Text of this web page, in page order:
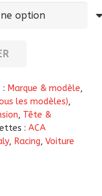
: Marque & modèle,
les modèles),
, Tête &
: ACA
, Racing, Voiture